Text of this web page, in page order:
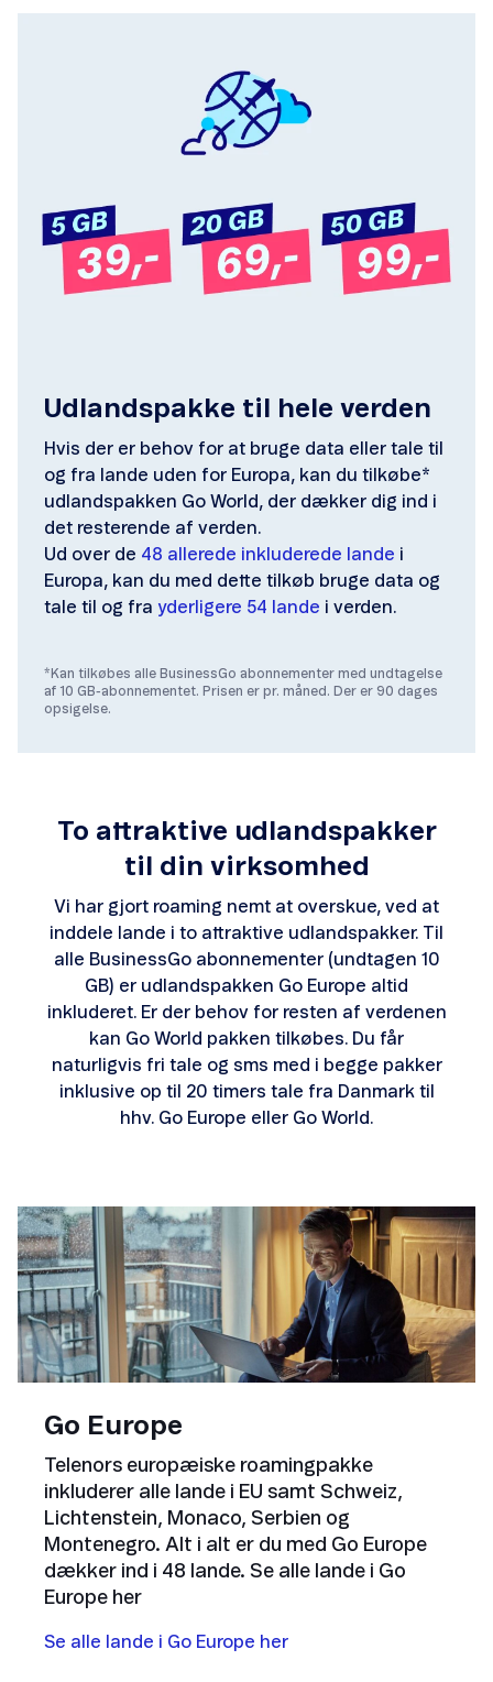
Udlandspakke til hele verden
Hvis der er behov for at bruge data eller tale til
og fra lande uden for Europa, kan du tilkøbe*
udlandspakken Go World, der dækker dig ind i
det resterende af verden.
Ud over de 48 allerede inkluderede lande i
Europa, kan du med dette tilkøb bruge data og
tale til og fra yderligere 54 lande i verden.
*Kan tilkøbes alle BusinessGo abonnementer med undtagelse
af 10 GB-abonnementet. Prisen er pr. måned. Der er 90 dages
opsigelse.
To attraktive udlandspakker
til din virksomhed
Vi har gjort roaming nemt at overskue, ved at
inddele lande i to attraktive udlandspakker. Til
alle BusinessGo abonnementer (undtagen 10
GB) er udlandspakken Go Europe altid
inkluderet. Er der behov for resten af verdenen
kan Go World pakken tilkøbes. Du får
naturligvis fri tale og sms med i begge pakker
inklusive op til 20 timers tale fra Danmark til
hhv. Go Europe eller Go World.
Go Europe
Telenors europæiske roamingpakke
inkluderer alle lande i EU samt Schweiz,
Lichtenstein, Monaco, Serbien og
Montenegro. Alt i alt er du med Go Europe
dækker ind i 48 lande. Se alle lande i Go
Europe her
Se alle lande i Go Europe her